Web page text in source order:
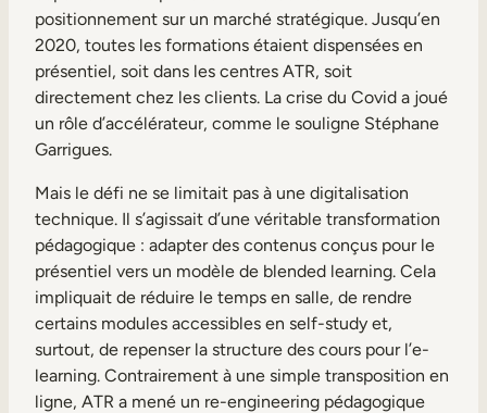
positionnement sur un marché stratégique. Jusqu’en
2020, toutes les formations étaient dispensées en
présentiel, soit dans les centres ATR, soit
directement chez les clients. La crise du Covid a joué
un rôle d’accélérateur, comme le souligne Stéphane
Garrigues.
Mais le défi ne se limitait pas à une digitalisation
technique. Il s’agissait d’une véritable transformation
pédagogique : adapter des contenus conçus pour le
présentiel vers un modèle de blended learning. Cela
impliquait de réduire le temps en salle, de rendre
certains modules accessibles en self-study et,
surtout, de repenser la structure des cours pour l’e-
learning. Contrairement à une simple transposition en
ligne, ATR a mené un re-engineering pédagogique